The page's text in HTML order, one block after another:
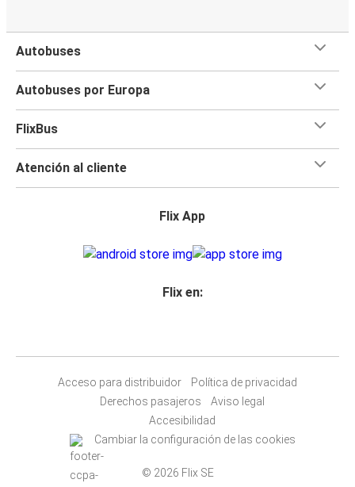
Autobuses
Autobuses por Europa
FlixBus
Atención al cliente
Flix App
Flix en:
Acceso para distribuidor
Política de privacidad
Derechos pasajeros
Aviso legal
Accesibilidad
Cambiar la configuración de las cookies
© 2026 Flix SE